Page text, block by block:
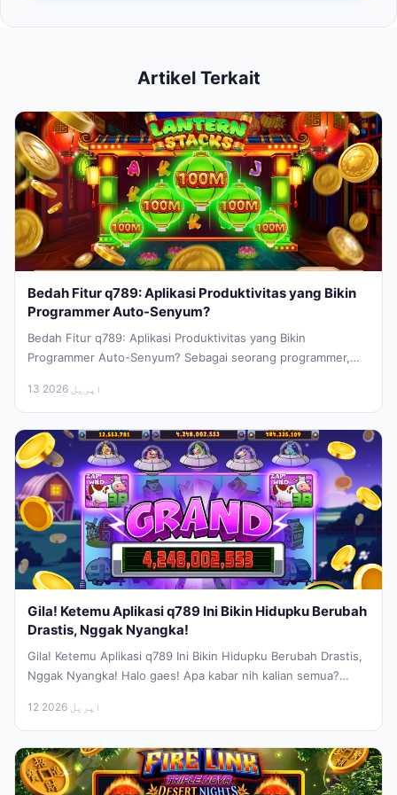
Artikel Terkait
Bedah Fitur q789: Aplikasi Produktivitas yang Bikin
Programmer Auto-Senyum?
Bedah Fitur q789: Aplikasi Produktivitas yang Bikin
Programmer Auto-Senyum? Sebagai seorang programmer,
13 اپریل 2026
Gila! Ketemu Aplikasi q789 Ini Bikin Hidupku Berubah
Drastis, Nggak Nyangka!
Gila! Ketemu Aplikasi q789 Ini Bikin Hidupku Berubah Drastis,
Nggak Nyangka! Halo gaes! Apa kabar nih kalian semua?
12 اپریل 2026